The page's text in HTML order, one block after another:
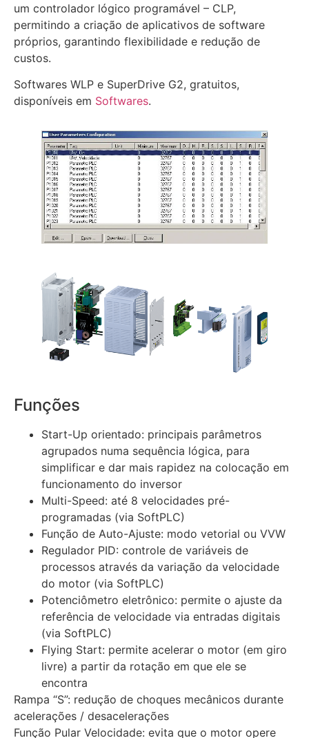
um controlador lógico programável – CLP,
permitindo a criação de aplicativos de software
próprios, garantindo flexibilidade e redução de
custos.
Softwares WLP e SuperDrive G2, gratuitos,
disponíveis em Softwares.
Funções
Start-Up orientado: principais parâmetros
agrupados numa sequência lógica, para
simplificar e dar mais rapidez na colocação em
funcionamento do inversor
Multi-Speed: até 8 velocidades pré-
programadas (via SoftPLC)
Função de Auto-Ajuste: modo vetorial ou VVW
Regulador PID: controle de variáveis de
processos através da variação da velocidade
do motor (via SoftPLC)
Potenciômetro eletrônico: permite o ajuste da
referência de velocidade via entradas digitais
(via SoftPLC)
Flying Start: permite acelerar o motor (em giro
livre) a partir da rotação em que ele se
encontra
Rampa “S”: redução de choques mecânicos durante
acelerações / desacelerações
Função Pular Velocidade: evita que o motor opere